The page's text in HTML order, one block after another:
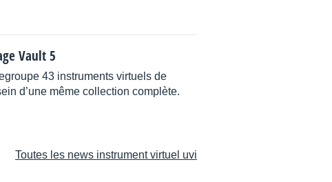
Vault 5
43 instruments virtuels de
d’une même collection complète.
Toutes les news instrument virtuel uvi